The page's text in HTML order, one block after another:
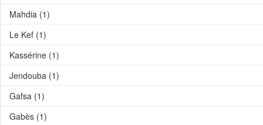
Mahdia (1)
Le Kef (1)
Kassérine (1)
Jendouba (1)
Gafsa (1)
Gabès (1)